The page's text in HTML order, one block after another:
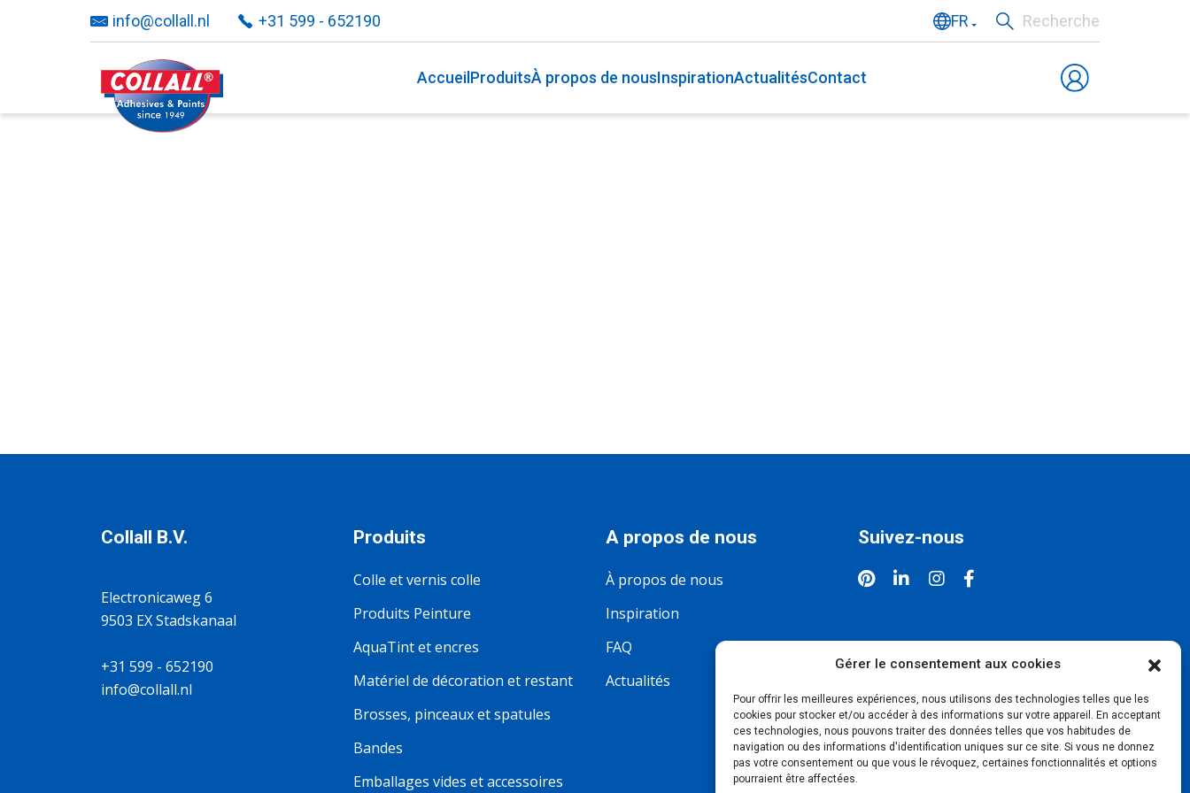
Gérer le consentement aux cookies
Pour offrir les meilleures expériences, nous utilisons des technologies telles que les
cookies pour stocker et/ou accéder à des informations sur votre appareil. En acceptant
ces technologies, nous pouvons traiter des données telles que vos habitudes de
navigation ou des informations d'identification uniques sur ce site. Si vous ne donnez
pas votre consentement ou que vous le révoquez, certaines fonctionnalités et options
pourraient être affectées.
info@collall.nl +31 599 - 652190
FR
Recherche
Accueil ProduitsÀ propos de nousInspirationActualitésContact
Collall B.V.
Electronicaweg 6
9503 EX Stadskanaal
+31 599 - 652190
info@collall.nl
Produits
Colle et vernis colle
Produits Peinture
AquaTint et encres
Matériel de décoration et restant
Brosses, pinceaux et spatules
Bandes
Emballages vides et accessoires
A propos de nous
À propos de nous
Inspiration
FAQ
Actualités
Suivez-nous